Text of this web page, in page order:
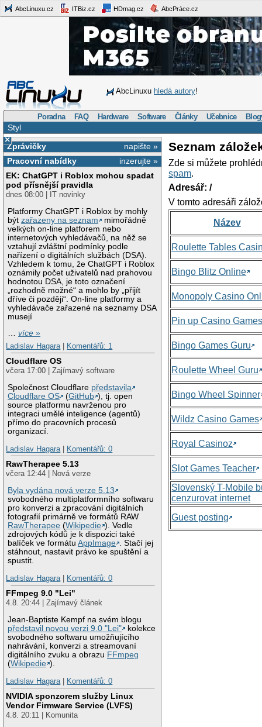
AbcLinuxu.cz ITBiz.cz HDmag.cz AbcPráce.cz
AbcLinuxu hledá autory!
Poradna FAQ Hardware Software Články Učebnice
Styl
×
napište »
Zprávičky
inzerujte »
Pracovní nabídky
EK: ChatGPT i Roblox mohou spadat
pod přísnější pravidla
dnes 08:00 | IT novinky
Platformy ChatGPT i Roblox by mohly
býtzařazeny na seznam
mimořádně
velkých on-line platforem nebo
internetových vyhledávačů, na něž se
vztahují zvláštní podmínky podle
nařízení o digitálních službách (DSA).
Vzhledem k tomu, že ChatGPT i Roblox
oznámily počet uživatelů nad prahovou
hodnotou DSA, je toto označení
„rozhodně možné“ a mohlo by „přijít
dříve či později“. On-line platformy a
vyhledávače zařazené na seznamy DSA
musejí
…více »
Ladislav Hagara
Komentářů: 1
Cloudflare OS
včera 17:00 | Zajímavý software
Společnost Cloudflare představila
Cloudflare OS
(GitHub ), tj. open
source platformu navrženou pro
integraci umělé inteligence (agentů)
přímo do pracovních procesů
organizací.
Ladislav Hagara
Komentářů: 0
RawTherapee 5.13
včera 12:44 | Nová verze
Byla vydána nová verze 5.13
svobodného multiplatformního softwaru
pro konverzi a zpracování digitálních
fotografií primárně ve formátů RAW
RawTherapee (Wikipedie ). Vedle
zdrojových kódů je k dispozici také
balíček ve formátuAppImage . Stačí jej
stáhnout, nastavit právo ke spuštění a
spustit.
Ladislav Hagara
Komentářů: 0
FFmpeg 9.0 "Lei"
4.8. 20:44 | Zajímavý článek
Jean-Baptiste Kempf na svém blogu
představil novou verzi 9.0 "Lei"
kolekce
svobodného softwaru umožňujícího
nahrávání, konverzi a streamovaní
digitálního zvuku a obrazu FFmpeg
(Wikipedie ).
Ladislav Hagara
Komentářů: 0
NVIDIA sponzorem služby Linux
Vendor Firmware Service (LVFS)
4.8. 20:11 | Komunita
Seznam
Zde si můžete
spam.
Adresář: /
V tomto adresáři
Název
Roulette Tables
Bingo Blitz Online
Monopoly Casino
Pin up Casino
Bingo Games Guru
Roulette Wheel Guru
Bingo Wheel Spinner
Wildz Casino Games
Royal Casinoz
Slot Games Teacher
Slovenský T-Mobile
cenzurovat internet
Guest posting